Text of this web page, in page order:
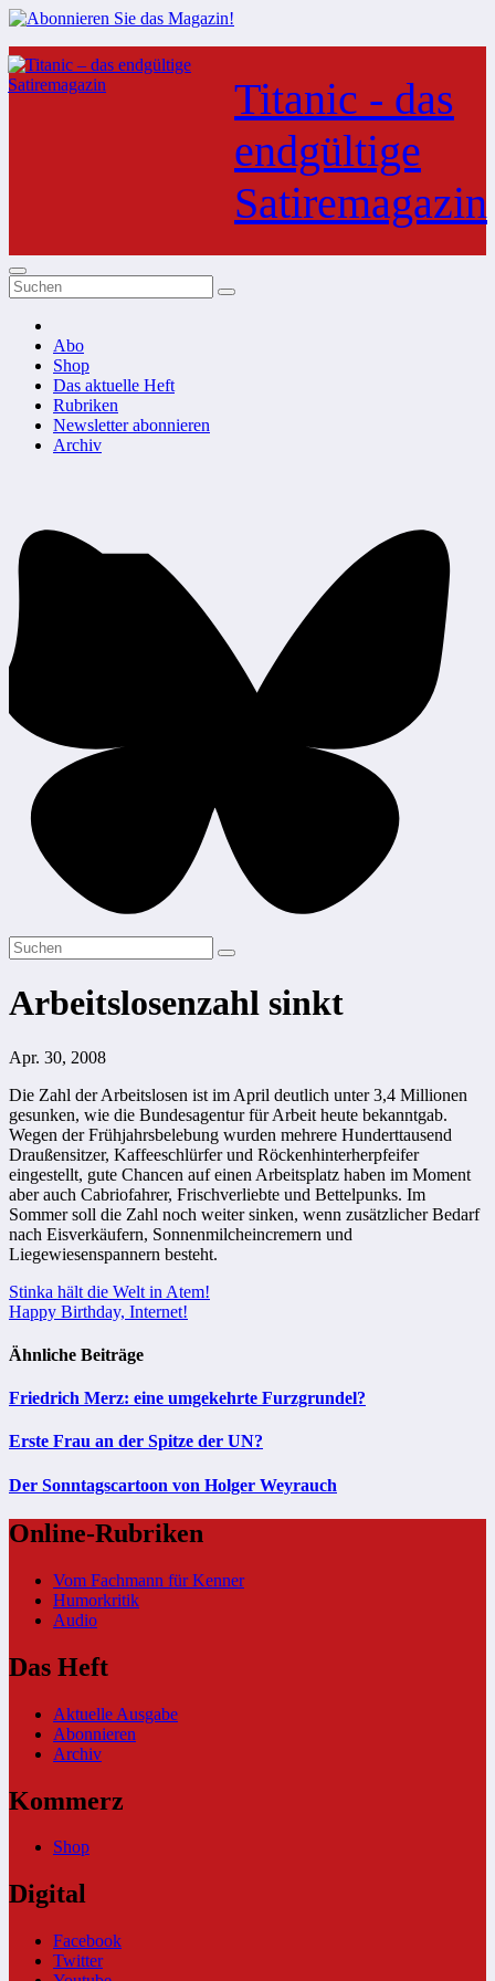
Zum
Inhalt
springen
Titanic - das
endgültige
Satiremagazin
Abo
Shop
Das aktuelle Heft
Rubriken
Newsletter abonnieren
Archiv
Arbeitslosenzahl sinkt
Apr. 30, 2008
Die Zahl der Arbeitslosen ist im April deutlich unter 3,4 Millionen
gesunken, wie die Bundesagentur für Arbeit heute bekanntgab.
Wegen der Frühjahrsbelebung wurden mehrere Hunderttausend
Draußensitzer, Kaffeeschlürfer und Röckenhinterherpfeifer
eingestellt, gute Chancen auf einen Arbeitsplatz haben im Moment
aber auch Cabriofahrer, Frischverliebte und Bettelpunks. Im
Sommer soll die Zahl noch weiter sinken, wenn zusätzlicher Bedarf
nach Eisverkäufern, Sonnenmilcheincremern und
Liegewiesenspannern besteht.
Beitragsnavigation
Stinka hält die Welt in Atem!
Happy Birthday, Internet!
Ähnliche Beiträge
Friedrich Merz: eine umgekehrte Furzgrundel?
Erste Frau an der Spitze der UN?
Der Sonntagscartoon von Holger Weyrauch
Online-Rubriken
Vom Fachmann für Kenner
Humorkritik
Audio
Das Heft
Aktuelle Ausgabe
Abonnieren
Archiv
Kommerz
Shop
Digital
Facebook
Twitter